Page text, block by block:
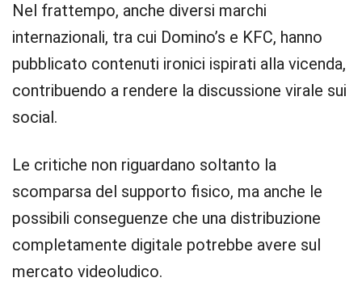
Nel frattempo, anche diversi marchi
internazionali, tra cui Domino’s e KFC, hanno
pubblicato contenuti ironici ispirati alla vicenda,
contribuendo a rendere la discussione virale sui
social.
Le critiche non riguardano soltanto la
scomparsa del supporto fisico, ma anche le
possibili conseguenze che una distribuzione
completamente digitale potrebbe avere sul
mercato videoludico.